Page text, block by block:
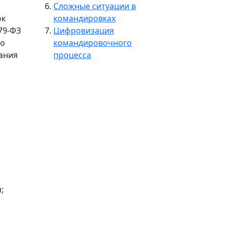
ФЗ
Сложные ситуации в
командировках
Цифровизация
командировочного
процесса